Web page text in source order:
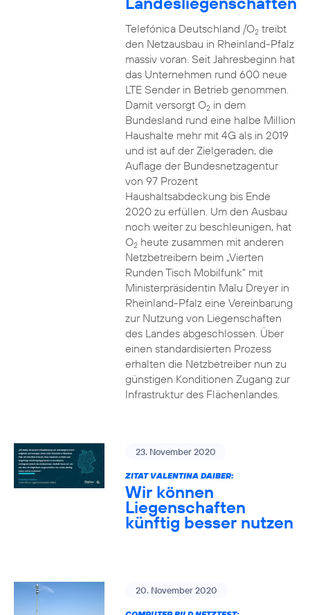
Telefónica Deutschland /O2treibt
den Netzausbau in Rheinland-Pfalz
massiv voran. Seit Jahresbeginn hat
das Unternehmen rund 600 neue
LTE Sender in Betrieb genommen.
Damit versorgt O2in dem
Bundesland rund eine halbe Million
Haushalte mehr mit 4G als in 2019
und ist auf der Zielgeraden, die
Auflage der Bundesnetzagentur
von 97 Prozent
Haushaltsabdeckung bis Ende
2020 zu erfüllen. Um den Ausbau
noch weiter zu beschleunigen, hat
O2heute zusammen mit anderen
Netzbetreibern beim „Vierten
Runden Tisch Mobilfunk“ mit
Ministerpräsidentin Malu Dreyer in
Rheinland-Pfalz eine Vereinbarung
zur Nutzung von Liegenschaften
des Landes abgeschlossen. Über
einen standardisierten Prozess
erhalten die Netzbetreiber nun zu
günstigen Konditionen Zugang zur
Infrastruktur des Flächenlandes.
23. November 2020
ZITAT VALENTINA DAIBER:
Wir können
Liegenschaften
künftig besser nutzen
20. November 2020